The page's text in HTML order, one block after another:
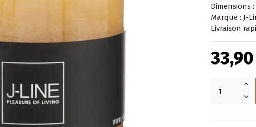
Dimensions
Marque : J-
Livraison